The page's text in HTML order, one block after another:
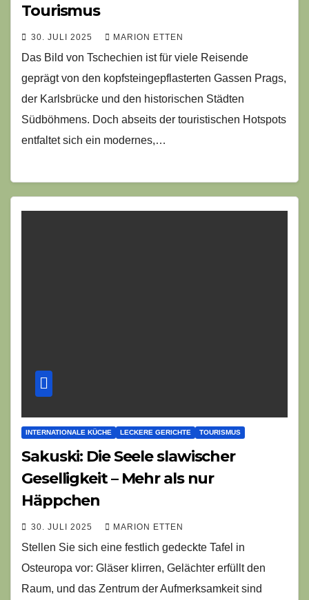
Tourismus
30. JULI 2025 MARION ETTEN
Das Bild von Tschechien ist für viele Reisende
geprägt von den kopfsteingepflasterten Gassen Prags,
der Karlsbrücke und den historischen Städten
Südböhmens. Doch abseits der touristischen Hotspots
entfaltet sich ein modernes,…
INTERNATIONALE KÜCHE LECKERE GERICHTE TOURISMUS
Sakuski: Die Seele slawischer
Geselligkeit – Mehr als nur
Häppchen
30. JULI 2025 MARION ETTEN
Stellen Sie sich eine festlich gedeckte Tafel in
Osteuropa vor: Gläser klirren, Gelächter erfüllt den
Raum, und das Zentrum der Aufmerksamkeit sind